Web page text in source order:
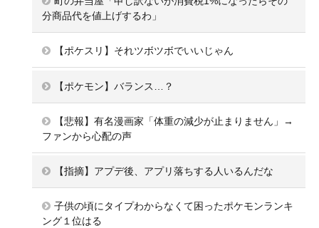
分商品代を値上げするわ」
【ポケスリ】それツボツボでいいじゃん
【ポケモン】バランス…？
【悲報】有名漫画家「体重の減少が止まりません」→
ファンから心配の声
【指摘】アプデ後、アプリ落ちする人いるんだな
子供の頃にタイプわからなくて困ったポケモンランキ
ング１位はる